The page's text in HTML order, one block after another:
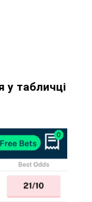
у табличці